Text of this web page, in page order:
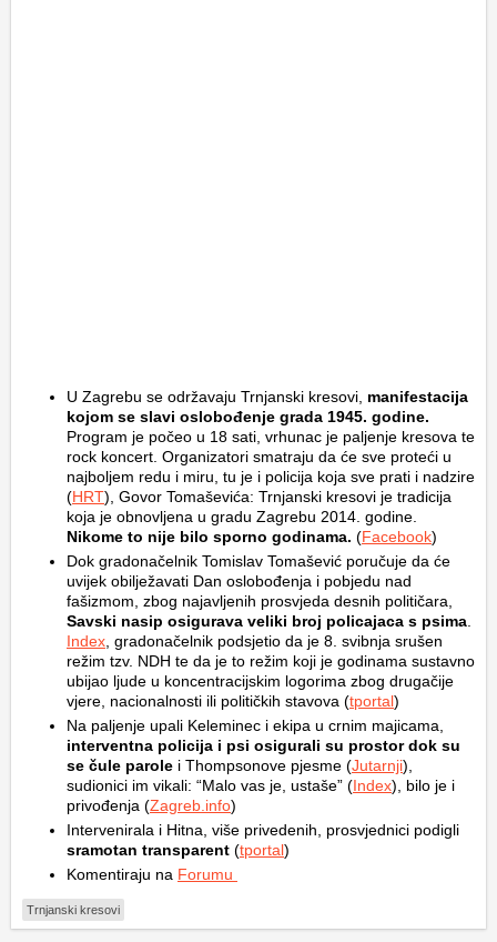
U Zagrebu se održavaju Trnjanski kresovi, manifestacija
kojom se slavi oslobođenje grada 1945. godine.
Program je počeo u 18 sati, vrhunac je paljenje kresova te
rock koncert. Organizatori smatraju da će sve proteći u
najboljem redu i miru, tu je i policija koja sve prati i nadzire
(HRT), Govor Tomaševića: Trnjanski kresovi je tradicija
koja je obnovljena u gradu Zagrebu 2014. godine.
Nikome to nije bilo sporno godinama. (Facebook)
Dok gradonačelnik Tomislav Tomašević poručuje da će
uvijek obilježavati Dan oslobođenja i pobjedu nad
fašizmom, zbog najavljenih prosvjeda desnih političara,
Savski nasip osigurava veliki broj policajaca s psima.
Index, gradonačelnik podsjetio da je 8. svibnja srušen
režim tzv. NDH te da je to režim koji je godinama sustavno
ubijao ljude u koncentracijskim logorima zbog drugačije
vjere, nacionalnosti ili političkih stavova (tportal)
Na paljenje upali Keleminec i ekipa u crnim majicama,
interventna policija i psi osigurali su prostor dok su
se čule parole i Thompsonove pjesme (Jutarnji),
sudionici im vikali: “Malo vas je, ustaše” (Index), bilo je i
privođenja (Zagreb.info)
Intervenirala i Hitna, više privedenih, prosvjednici podigli
sramotan transparent (tportal)
Komentiraju na Forumu
Trnjanski kresovi